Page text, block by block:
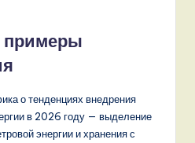
примеры
о тенденциях внедрения
в 2026 году — выделение
энергии и хранения с